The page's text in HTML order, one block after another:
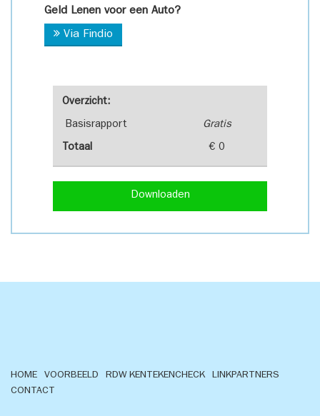
Overzicht:
Basisrapport Gratis
Totaal € 0
Downloaden
Geld Lenen voor een Auto?
Via Findio
HOME VOORBEELD RDW KENTEKENCHECK
LINKPARTNERS
CONTACT